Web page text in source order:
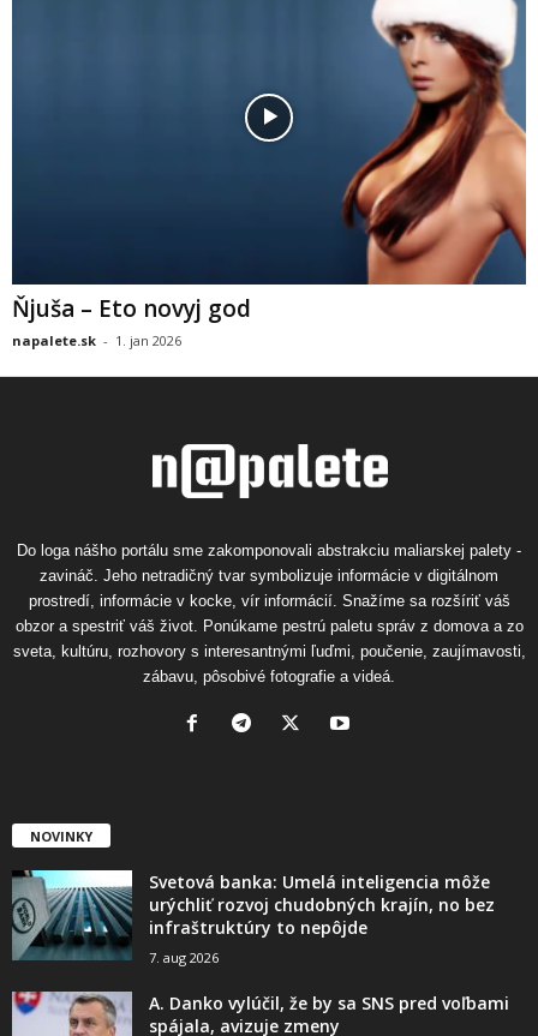
Ňjuša – Eto novyj god
napalete.sk - 1. jan 2026
Do loga nášho portálu sme zakomponovali abstrakciu maliarskej palety -
zavináč. Jeho netradičný tvar symbolizuje informácie v digitálnom
prostredí, informácie v kocke, vír informácií. Snažíme sa rozšíriť váš
obzor a spestriť váš život. Ponúkame pestrú paletu správ z domova a zo
sveta, kultúru, rozhovory s interesantnými ľuďmi, poučenie, zaujímavosti,
zábavu, pôsobivé fotografie a videá.
NOVINKY
Svetová banka: Umelá inteligencia môže
urýchliť rozvoj chudobných krajín, no bez
infraštruktúry to nepôjde
7. aug 2026
A. Danko vylúčil, že by sa SNS pred voľbami
spájala, avizuje zmeny